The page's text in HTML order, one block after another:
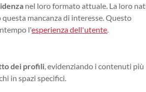
nel loro formato attuale. La loro
mancanza di interesse. Questo
l'esperienza dell'utente
dei profili , evidenziando i contenuti più
in spazi specifici.